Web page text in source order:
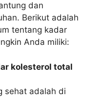
dan
Berikut adalah
tentang kadar
Anda miliki:
kolesterol total
sehat adalah di